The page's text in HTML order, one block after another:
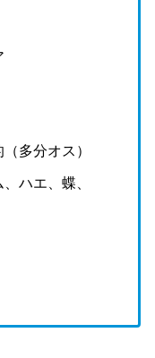
多分オス）
ハエ、蝶、